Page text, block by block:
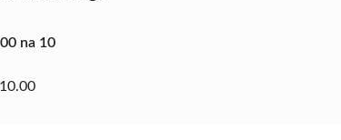
na 10
10.00